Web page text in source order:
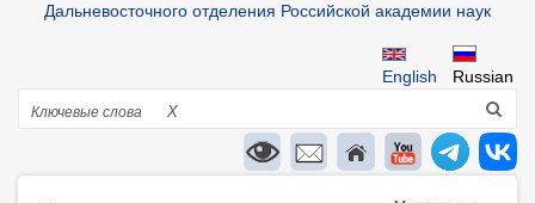
Дальневосточного отделения Российской академии наук
Russian
English
Поиск
X